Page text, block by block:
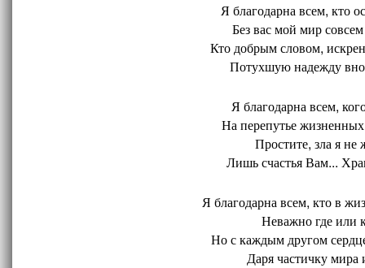
Я благодарна всем, кто
Без вас мой мир
Кто добрым словом,
Потухшую надежду
Я благодарна всем,
На перепутье
Простите, зла я не
Лишь счастья Вам...
Я благодарна всем, кто в
Неважно где или
Но с каждым другом
Даря частичку мира